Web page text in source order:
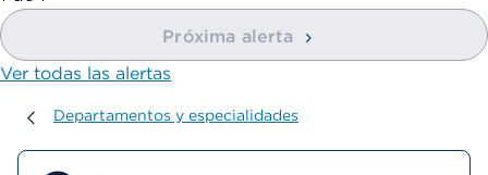
Próxima alerta
Ver todas las alertas
Departamentos y especialidades
Departamentos y especialidades